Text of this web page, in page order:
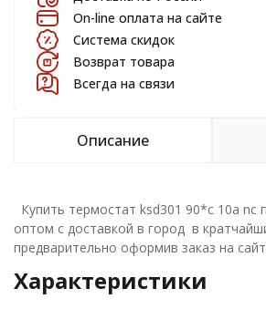
On-line оплата на сайте
Система скидок
Возврат товара
Всегда на связи
Описание
Купить термостат ksd301 90*c 10a nc
оптом с доставкой в город в
предварительно оформив заказ на
Характеристики